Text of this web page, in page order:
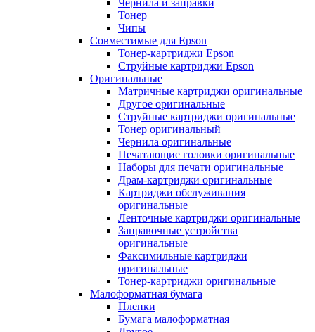
Чернила и заправки
Тонер
Чипы
Совместимые для Epson
Тонер-картриджи Epson
Струйные картриджи Epson
Оригинальные
Матричные картриджи оригинальные
Другое оригинальные
Струйные картриджи оригинальные
Тонер оригинальный
Чернила оригинальные
Печатающие головки оригинальные
Наборы для печати оригинальные
Драм-картриджи оригинальные
Картриджи обслуживания
оригинальные
Ленточные картриджи оригинальные
Заправочные устройства
оригинальные
Факсимильные картриджи
оригинальные
Тонер-картриджи оригинальные
Малоформатная бумага
Пленки
Бумага малоформатная